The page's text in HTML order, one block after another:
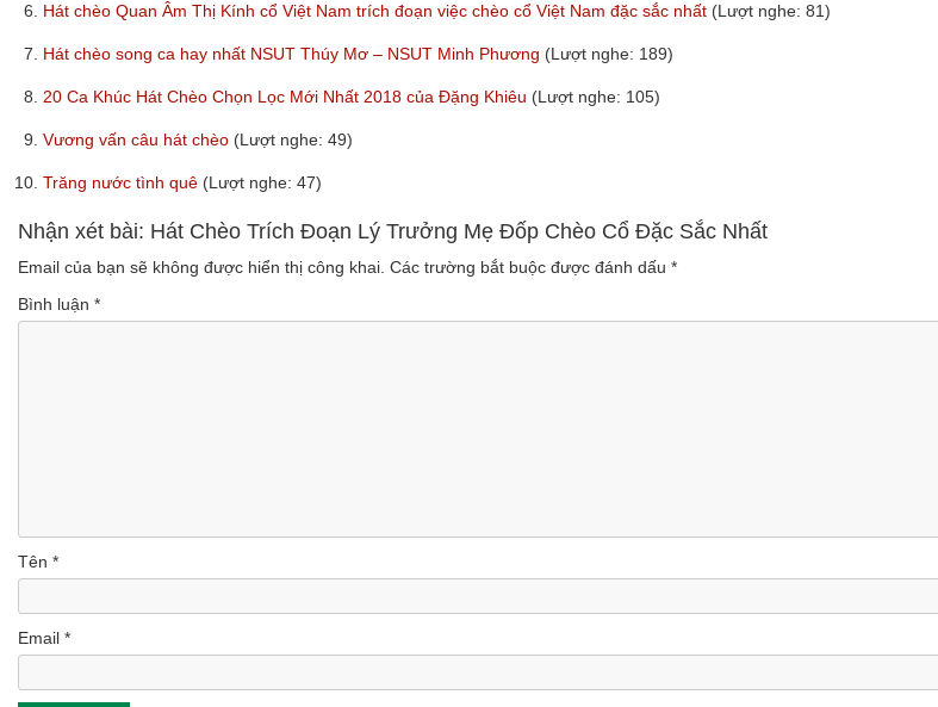
6. Hát chèo Quan Âm Thị Kính cổ Việt Nam trích đoạn việc chèo cổ Việt Nam đặc sắc nhất (Lượt nghe: 81)
7. Hát chèo song ca hay nhất NSUT Thúy Mơ – NSUT Minh Phương (Lượt nghe: 189)
8. 20 Ca Khúc Hát Chèo Chọn Lọc Mới Nhất 2018 của Đặng Khiêu (Lượt nghe: 105)
9. Vương vấn câu hát chèo (Lượt nghe: 49)
10. Trăng nước tình quê (Lượt nghe: 47)
Nhận xét bài: Hát Chèo Trích Đoạn Lý Trưởng Mẹ Đốp Chèo Cổ Đặc Sắc Nhất
Email của bạn sẽ không được hiển thị công khai. Các trường bắt buộc được đánh dấu *
Bình luận *
Tên *
Email *